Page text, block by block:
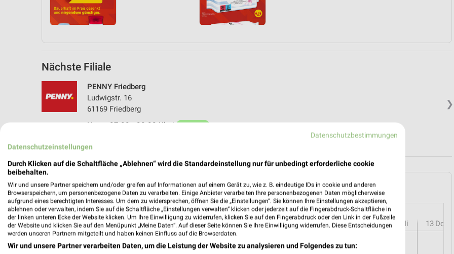
Nächste Filiale
❯
PENNY Friedberg
Ludwigstr. 16
61169 Friedberg
Heute 07:00 - 20:00 Uhr | Geöffnet
Angebote-Kalender für PENNY in Friedberg (Hessen) und Umgebung
Aug.
03 Mo 04Di 05 Mi 06 Do 07 Fr 08 Sa 09So 10Mo 11Di 12 Mi 13 Do
PENNY - Angebote ab 03.08.
Datenschutzbestimmungen
Datenschutzeinstellungen
Durch Klicken auf die Schaltfläche „Ablehnen“ wird die Standardeinstellung nur für unbedingt erforderliche cookie
beibehalten.
Wir und unsere Partner speichern und/oder greifen auf Informationen auf einem Gerät zu, wie z. B. eindeutige IDs in cookie und anderen
Browserspeichern, um personenbezogene Daten zu verarbeiten. Einige Anbieter verarbeiten Ihre personenbezogenen Daten möglicherweise
aufgrund eines berechtigten Interesses. Um dem zu widersprechen, öffnen Sie die „Einstellungen“. Sie können Ihre Einstellungen akzeptieren,
ablehnen oder verwalten, indem Sie auf die Schaltfläche „Einstellungen verwalten“ klicken oder jederzeit auf die Fingerabdruck-Schaltfläche in
der linken unteren Ecke der Website klicken. Um Ihre Einwilligung zu widerrufen, klicken Sie auf den Fingerabdruck oder den Link in der Fußzeile
der Website und klicken Sie auf den Menüpunkt „Meine Daten“. Auf dieser Seite können Sie Ihre Einwilligung widerrufen. Diese Entscheidungen
werden unseren Partnern mitgeteilt und haben keinen Einfluss auf die Browserdaten.
Wir und unsere Partner verarbeiten Daten, um die Leistung der Website zu analysieren und Folgendes zu tun: